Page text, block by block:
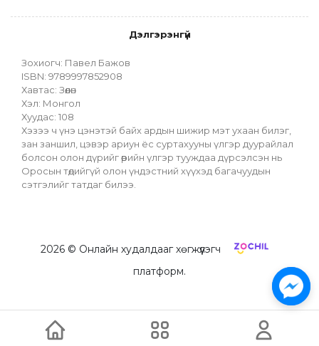
Дэлгэрэнгүй
Зохиогч: Павел Бажов
ISBN: 9789997852908
Хавтас: Зөөлөн
Хэл: Монгол
Хуудас: 108
Хэзээ ч үнэ цэнэтэй байх ардын шижир мэт ухаан билэг,
зан заншил, цэвэр ариун ёс суртахууны үлгэр дуурайлал
болсон олон дүрийг өөрийн үлгэр тууждаа дүрсэлсэн нь
Оросын төдийгүй олон үндэстний хүүхэд багачуудын
сэтгэлийг татдаг билээ.
2026© Онлайн худалдааг хөгжүүлэгч
платформ.